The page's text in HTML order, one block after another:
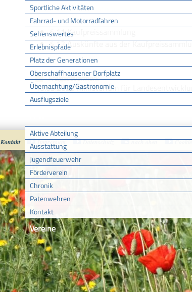
Sportliche Aktivitäten
Fahrrad- und Motorradfahren
Sehenswertes
Erlebnispfade
Platz der Generationen
Oberschaffhausener Dorfplatz
Übernachtung/Gastronomie
Ausflugsziele
Aktive Abteilung
Ausstattung
Jugendfeuerwehr
Förderverein
Chronik
Patenwehren
Kontakt
Vereine
Gutachterausschussverordnung (GuAVO):
§ 11 Kaufpreissammlung
§ 13 Auskünfte aus der
Freigabevermerk
18.03.2026 Ministerium für
Kontakt Impressum Datenschutz nach oben